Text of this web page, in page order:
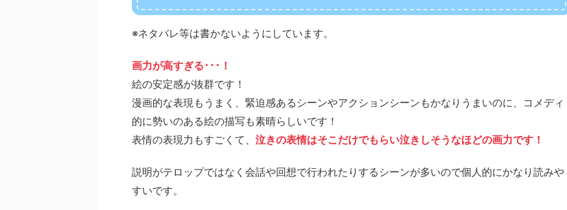
※ネタバレ等は書かないようにしています。
画力が高すぎる･･･！
絵の安定感が抜群です！
漫画的な表現もうまく、緊迫感あるシーンやアクションシーンもかなりうまいのに、コメディ
的に勢いのある絵の描写も素晴らしいです！
表情の表現力もすごくて、 泣きの表情はそこだけでもらい泣きしそうなほどの画力です！
説明がテロップではなく会話や回想で行われたりするシーンが多いので個人的にかなり読みや
すいです。